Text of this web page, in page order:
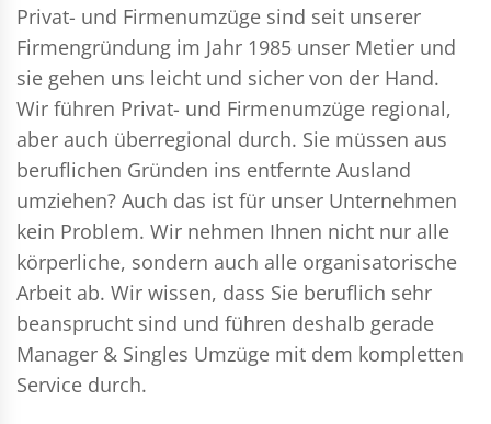
Privat- und Firmenumzüge sind seit unserer
Firmengründung im Jahr 1985 unser Metier und
sie gehen uns leicht und sicher von der Hand.
Wir führen Privat- und Firmenumzüge regional,
aber auch überregional durch. Sie müssen aus
beruflichen Gründen ins entfernte Ausland
umziehen? Auch das ist für unser Unternehmen
kein Problem. Wir nehmen Ihnen nicht nur alle
körperliche, sondern auch alle organisatorische
Arbeit ab. Wir wissen, dass Sie beruflich sehr
beansprucht sind und führen deshalb gerade
Manager & Singles Umzüge mit dem kompletten
Service durch.